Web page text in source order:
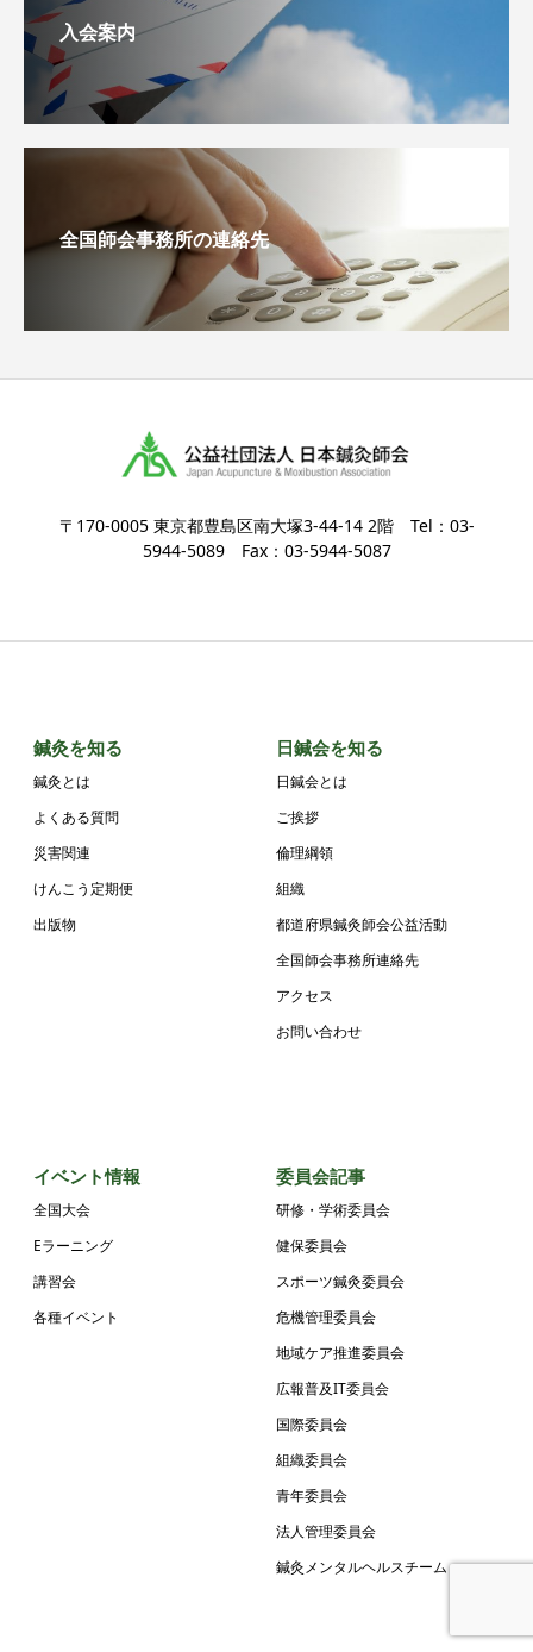
入会案内
全国師会事務所の連絡先
〒170-0005 東京都豊島区南大塚3-44-14 2階 Tel：03-
5944-5089 Fax：03-5944-5087
鍼灸を知る
鍼灸とは
よくある質問
災害関連
けんこう定期便
出版物
日鍼会を知る
日鍼会とは
ご挨拶
倫理綱領
組織
都道府県鍼灸師会公益活動
全国師会事務所連絡先
アクセス
お問い合わせ
イベント情報
全国大会
Eラーニング
講習会
各種イベント
委員会記事
研修・学術委員会
健保委員会
スポーツ鍼灸委員会
危機管理委員会
地域ケア推進委員会
広報普及IT委員会
国際委員会
組織委員会
青年委員会
法人管理委員会
鍼灸メンタルヘルスチーム